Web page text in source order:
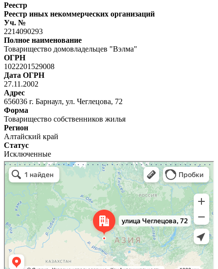
Реестр
Реестр иных некоммерческих организаций
Уч. №
2214090293
Полное наименование
Товарищество домовладельцев "Вэлма"
ОГРН
1022201529008
Дата ОГРН
27.11.2002
Адрес
656036 г. Барнаул, ул. Чеглецова, 72
Форма
Товарищество собственников жилья
Регион
Алтайский край
Статус
Исключенные